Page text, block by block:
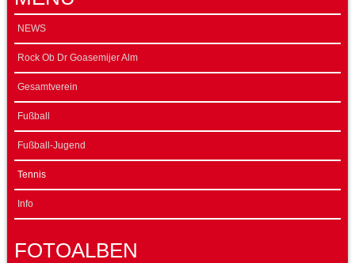
NEWS
Rock Ob Dr Goasemijer Alm
Gesamtverein
Fußball
Fußball-Jugend
Tennis
Info
FOTOALBEN